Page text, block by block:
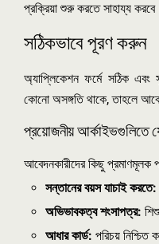
প্রক্রিয়া শুরু করতে সাহায্য
সঠিকভাবে পূরণ করুন
অ্যাপ্লিকেশন ফর্মে সঠিক এবং
কোনো অসঙ্গতি থাকে, তাহলে
প্রয়োজনীয় আর্কাইভগুলিতে
আবেদনকারীদের কিছু প্রমাণমূলক
সন্তানের বয়স যাচাই করতে:
অভিভাবকত্ব শংসাপত্র:
আধার কার্ড: পরিচয় নিশ্চিত